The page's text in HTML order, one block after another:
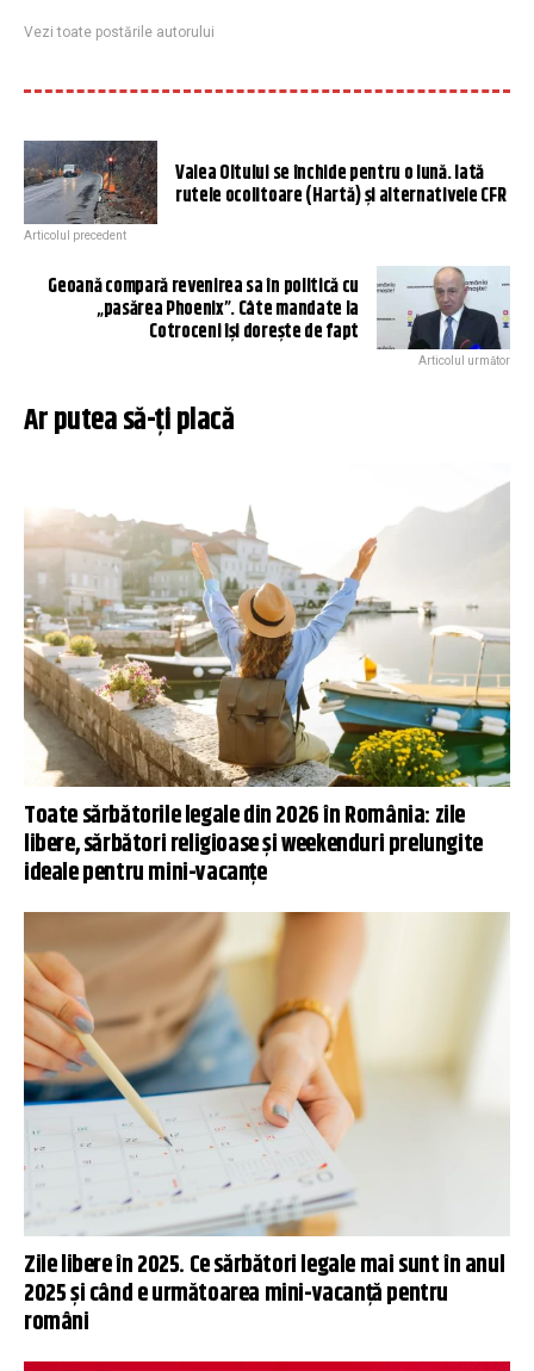
Vezi toate postările autorului
Valea Oltului se închide pentru o lună. Iată
rutele ocolitoare (Hartă) și alternativele CFR
Articolul precedent
Geoană compară revenirea sa în politică cu
„pasărea Phoenix”. Câte mandate la
Cotroceni își dorește de fapt
Articolul următor
Ar putea să-ți placă
Toate sărbătorile legale din 2026 în România: zile
libere, sărbători religioase și weekenduri prelungite
ideale pentru mini-vacanțe
Zile libere în 2025. Ce sărbători legale mai sunt în anul
2025 și când e următoarea mini-vacanță pentru
români